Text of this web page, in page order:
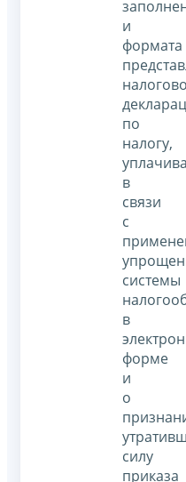
и
формата
по
налогу,
в
связи
с
системы
в
форме
и
о
силу
приказа